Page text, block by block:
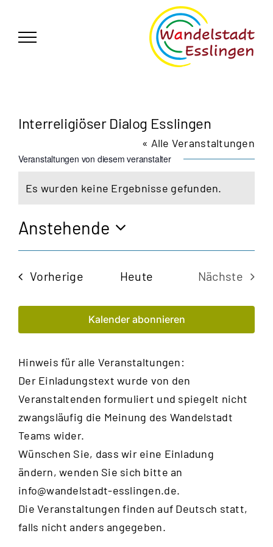
springen
Interreligiöser Dialog Esslingen
« Alle Veranstaltungen
Veranstaltungen von diesem veranstalter
Hinweis
Es wurden keine Ergebnisse gefunden.
Anstehende
Datum
VorherigeVeranstaltungen
Heute
Nächste
Kalender abonnieren
Hinweis für alle Veranstaltungen:
Der Einladungstext wurde von den
Veranstaltenden formuliert und spiegelt nicht
zwangsläufig die Meinung des Wandelstadt
Teams wider.
Wünschen Sie, dass wir eine Einladung
ändern, wenden Sie sich bitte an
info@wandelstadt-esslingen.de.
Die Veranstaltungen finden auf Deutsch statt,
falls nicht anders angegeben.